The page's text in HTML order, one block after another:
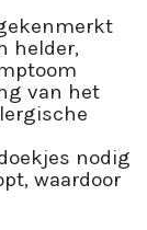
helder,
van het
nodig
waardoor